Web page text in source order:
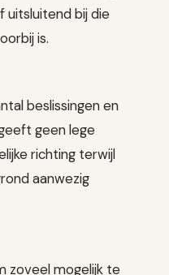
uitsluitend bij die
is.
beslissingen en
geen lege
richting terwijl
aanwezig
zoveel mogelijk te